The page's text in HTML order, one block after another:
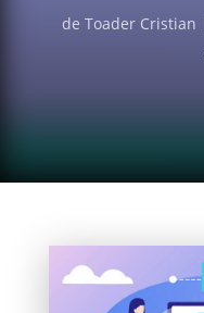
deToader Cristian